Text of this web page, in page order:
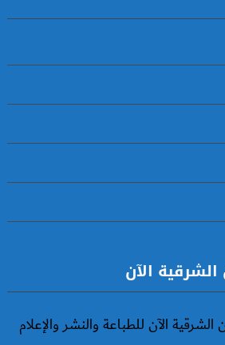
الآن
الآن للطباعة والنشر والإعلام